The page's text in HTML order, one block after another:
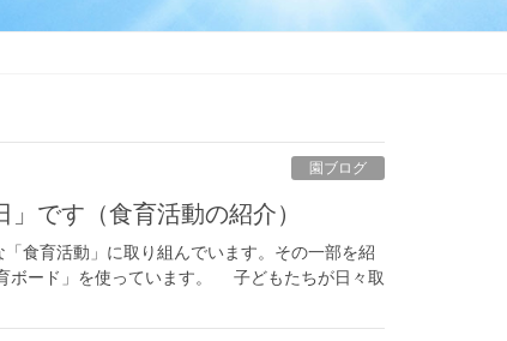
園ブログ
です（食育活動の紹介）
食育活動」に取り組んでいます。その一部を紹
ード」を使っています。 子どもたちが日々取